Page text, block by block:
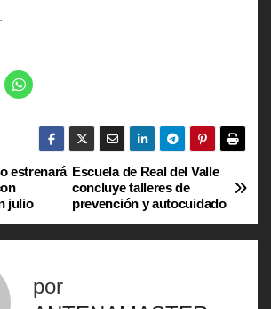
Escuela de Real del Valle
concluye talleres de
prevención y autocuidado
estrenará
julio
por